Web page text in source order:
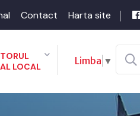
Contact Harta site
LOCAL
Limba ▼